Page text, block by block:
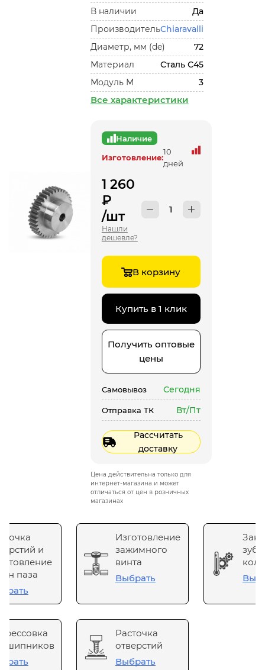
В наличии
Да
ПроизводительChiaravalli
Диаметр, мм (de)
72
Материал
Сталь С45
Модуль М
3
Все характеристики
Наличие
Изготовление:
10
дней
1 260
₽
/шт
Нашли
дешевле?
В корзину
Купить в 1 клик
Получить оптовые
цены
Самовывоз Сегодня
Отправка ТК Вт/Пт
Рассчитать
доставку
Цена действительна только для
интернет-магазина и может
отличаться от цен в розничных
магазинах
и
паза
Изготовление
зажимного
винта
Выбрать
Расточка
отверстий
Выбрать